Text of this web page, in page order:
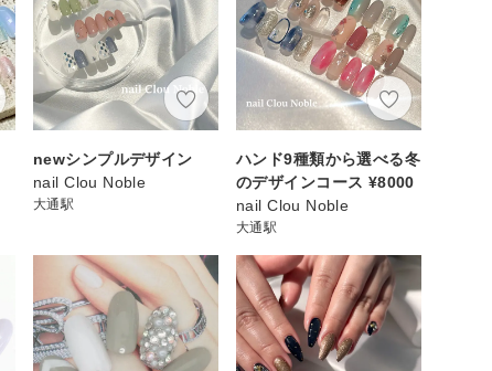
newシンプルデザイン
nail Clou Noble
大通駅
ハンド9種類から選べる冬
のデザインコース ¥8000
nail Clou Noble
大通駅